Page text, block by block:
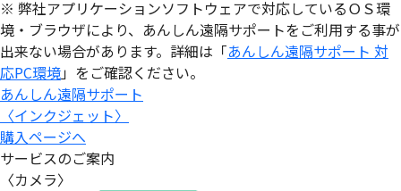
※ 弊社アプリケーションソフトウェアで対応しているＯＳ環
境・ブラウザにより、あんしん遠隔サポートをご利用する事が
出来ない場合があります。詳細は「あんしん遠隔サポート 対
応PC環境」をご確認ください。
あんしん遠隔サポート
〈インクジェット〉
購入ページへ
サービスのご案内
〈カメラ〉